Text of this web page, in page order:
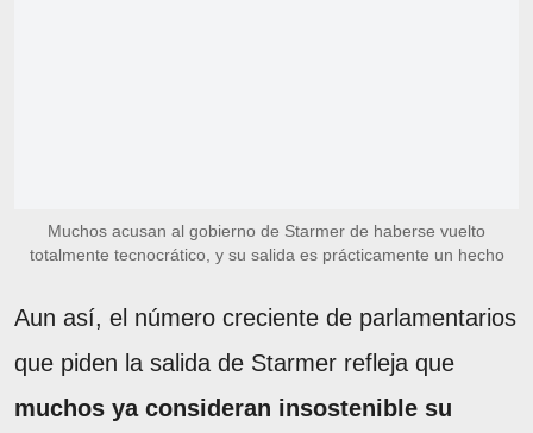
Muchos acusan al gobierno de Starmer de haberse vuelto
totalmente tecnocrático, y su salida es prácticamente un hecho
Aun así, el número creciente de parlamentarios
que piden la salida de Starmer refleja que
muchos ya consideran insostenible su